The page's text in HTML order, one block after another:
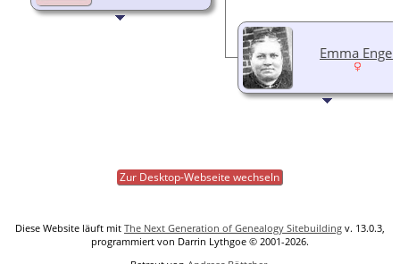
Emma Engel
Zur Desktop-Webseite wechseln
Diese Website läuft mit The Next Generation of Genealogy Sitebuilding v. 13.0.3,
programmiert von Darrin Lythgoe © 2001-2026.